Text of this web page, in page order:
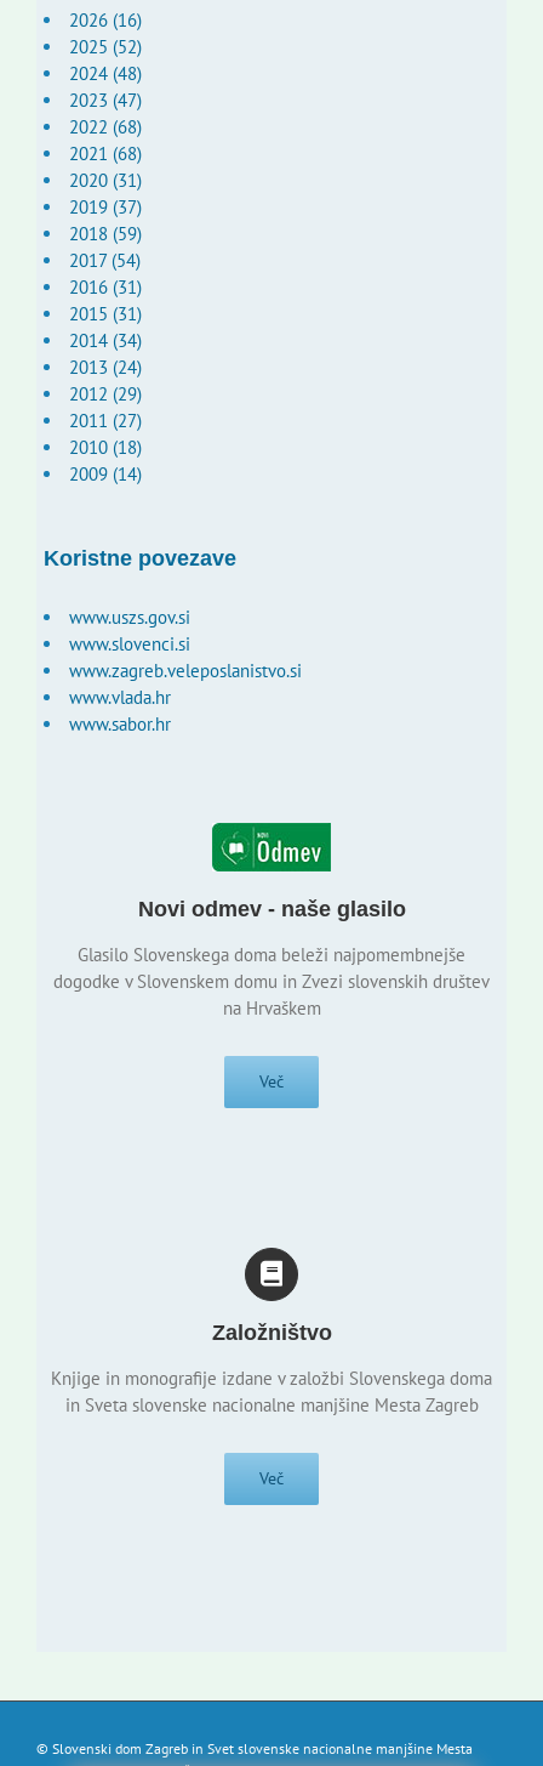
2026 (16)
2025 (52)
2024 (48)
2023 (47)
2022 (68)
2021 (68)
2020 (31)
2019 (37)
2018 (59)
2017 (54)
2016 (31)
2015 (31)
2014 (34)
2013 (24)
2012 (29)
2011 (27)
2010 (18)
2009 (14)
Koristne povezave
www.uszs.gov.si
www.slovenci.si
www.zagreb.veleposlanistvo.si
www.vlada.hr
www.sabor.hr
Novi odmev - naše glasilo
Glasilo Slovenskega doma beleži najpomembnejše
dogodke v Slovenskem domu in Zvezi slovenskih društev
na Hrvaškem
Več
Založništvo
Knjige in monografije izdane v založbi Slovenskega doma
in Sveta slovenske nacionalne manjšine Mesta Zagreb
Več
© Slovenski dom Zagreb in Svet slovenske nacionalne manjšine Mesta